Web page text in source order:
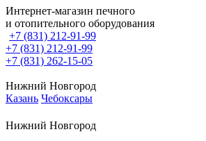
Интернет-магазин печного
и отопительного оборудования
+7 (831) 212-91-99
+7 (831) 212-91-99
+7 (831) 262-15-05
Нижний Новгород
Казань Чебоксары
Нижний Новгород